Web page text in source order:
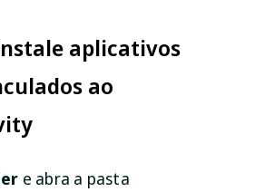
aplicativos
ao
e abra a pasta